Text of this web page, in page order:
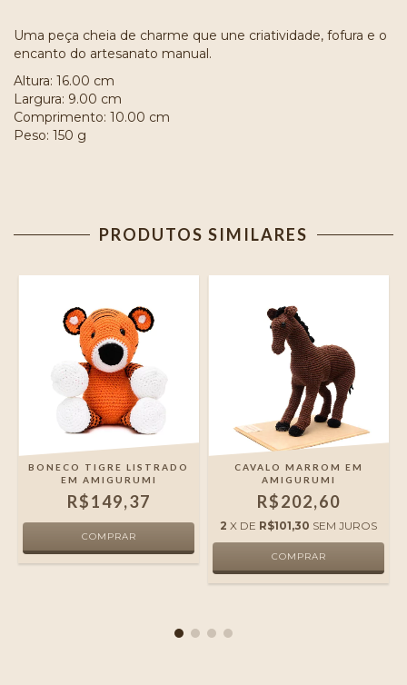
Uma peça cheia de charme que une criatividade, fofura e o
encanto do artesanato manual.
Altura: 16.00 cm
Largura: 9.00 cm
Comprimento: 10.00 cm
Peso: 150 g
PRODUTOS SIMILARES
BONECO TIGRE LISTRADO
EM AMIGURUMI
R$149,37
CAVALO MARROM EM
AMIGURUMI
R$202,60
2 X DE R$101,30 SEM JUROS